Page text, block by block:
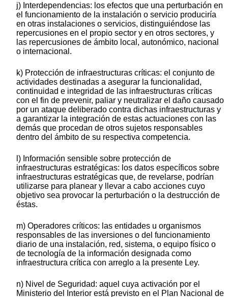
j) Interdependencias: los efectos que una perturbación en
el funcionamiento de la instalación o servicio produciría
en otras instalaciones o servicios, distinguiéndose las
repercusiones en el propio sector y en otros sectores, y
las repercusiones de ámbito local, autonómico, nacional
o internacional.
k) Protección de infraestructuras críticas: el conjunto de
actividades destinadas a asegurar la funcionalidad,
continuidad e integridad de las infraestructuras críticas
con el fin de prevenir, paliar y neutralizar el daño causado
por un ataque deliberado contra dichas infraestructuras y
a garantizar la integración de estas actuaciones con las
demás que procedan de otros sujetos responsables
dentro del ámbito de su respectiva competencia.
l) Información sensible sobre protección de
infraestructuras estratégicas: los datos específicos sobre
infraestructuras estratégicas que, de revelarse, podrían
utilizarse para planear y llevar a cabo acciones cuyo
objetivo sea provocar la perturbación o la destrucción de
éstas.
m) Operadores críticos: las entidades u organismos
responsables de las inversiones o del funcionamiento
diario de una instalación, red, sistema, o equipo físico o
de tecnología de la información designada como
infraestructura crítica con arreglo a la presente Ley.
n) Nivel de Seguridad: aquel cuya activación por el
Ministerio del Interior está previsto en el Plan Nacional de